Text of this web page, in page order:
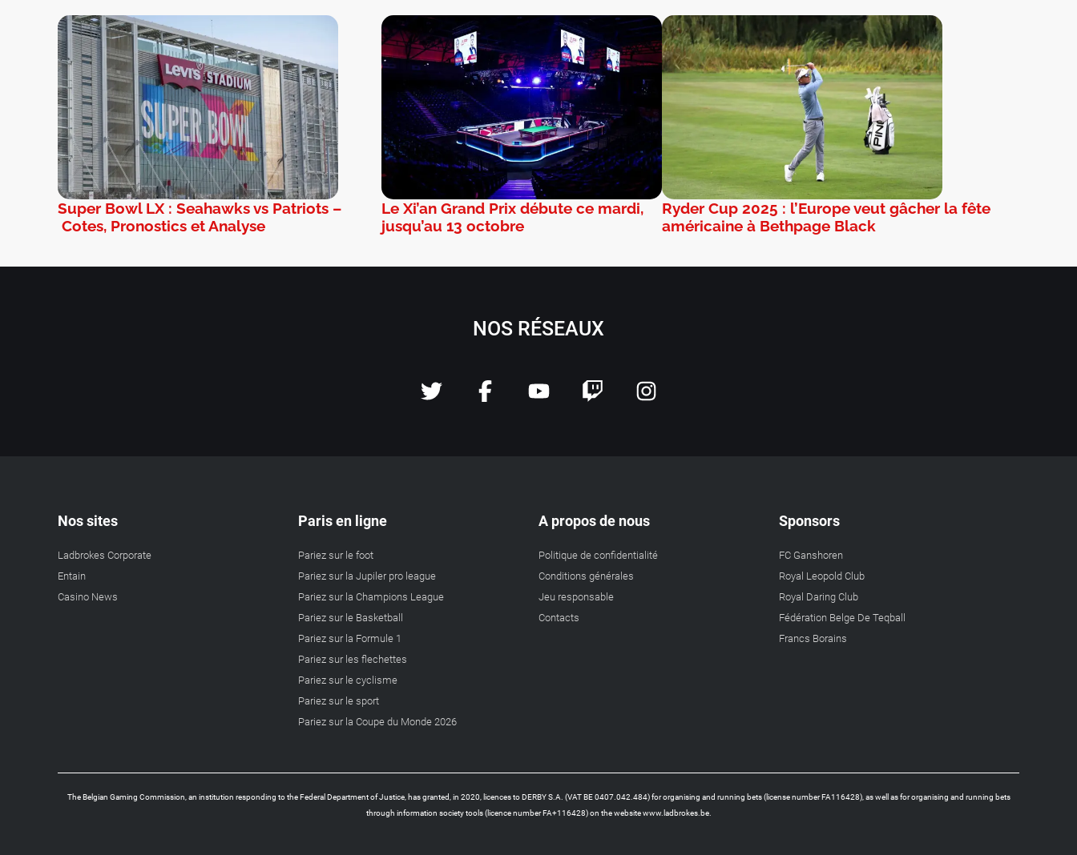
Super Bowl LX : Seahawks vs Patriots –
Cotes, Pronostics et Analyse
Le Xi’an Grand Prix débute ce mardi,
jusqu’au 13 octobre
Ryder Cup 2025 : l’Europe veut gâcher la fête
américaine à Bethpage Black
NOS RÉSEAUX
Nos sites
Ladbrokes Corporate
Entain
Casino News
Paris en ligne
Pariez sur le foot
Pariez sur la Jupiler pro league
Pariez sur la Champions League
Pariez sur le Basketball
Pariez sur la Formule 1
Pariez sur les flechettes
Pariez sur le cyclisme
Pariez sur le sport
Pariez sur la Coupe du Monde 2026
A propos de nous
Politique de confidentialité
Conditions générales
Jeu responsable
Contacts
Sponsors
FC Ganshoren
Royal Leopold Club
Royal Daring Club
Fédération Belge De Teqball
Francs Borains
The Belgian Gaming Commission, an institution responding to the Federal Department of Justice, has granted, in 2020, licences to DERBY S.A. (VAT BE 0407.042.484) for organising and running bets (license number FA116428), as well as for organising and running bets
through information society tools (licence number FA+116428) on the website www.ladbrokes.be.